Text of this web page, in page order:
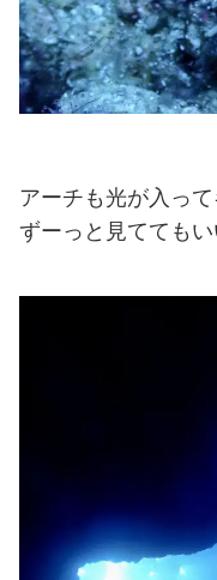
アーチも光が入っ
ずーっと見てても